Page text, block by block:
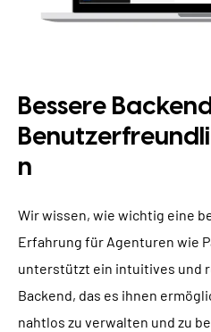
Bessere
n
Wir wissen, wie wichtig eine
Erfahrung für Agenturen wie
unterstützt ein intuitives und
Backend, das es ihnen
nahtlos zu verwalten und zu